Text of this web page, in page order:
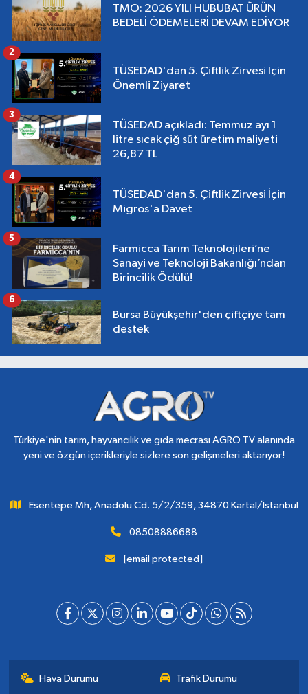
TMO: 2026 YILI HUBUBAT ÜRÜN
BEDELİ ÖDEMELERİ DEVAM EDİYOR
TÜSEDAD'dan 5. Çiftlik Zirvesi İçin
Önemli Ziyaret
2
TÜSEDAD açıkladı: Temmuz ayı 1
litre sıcak çiğ süt üretim maliyeti
26,87 TL
3
TÜSEDAD'dan 5. Çiftlik Zirvesi İçin
Migros'a Davet
4
Farmicca Tarım Teknolojileri’ne
Sanayi ve Teknoloji Bakanlığı’ndan
Birincilik Ödülü!
5
Bursa Büyükşehir'den çiftçiye tam
destek
6
Türkiye'nin tarım, hayvancılık ve gıda mecrası AGRO TV alanında
yeni ve özgün içerikleriyle sizlere son gelişmeleri aktarıyor!
Esentepe Mh, Anadolu Cd. 5/2/359, 34870 Kartal/İstanbul
08508886688
[email protected]
Hava Durumu Trafik Durumu